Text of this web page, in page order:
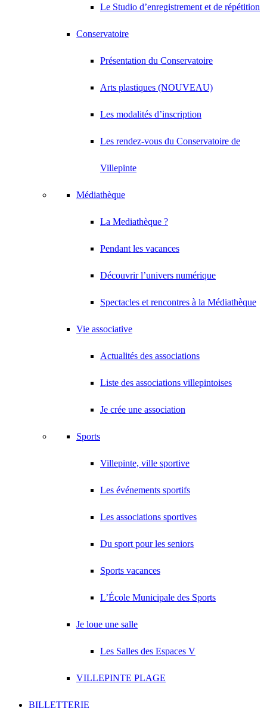
Le Studio d’enregistrement et de répétition
Conservatoire
Présentation du Conservatoire
Arts plastiques (NOUVEAU)
Les modalités d’inscription
Les rendez-vous du Conservatoire de
Villepinte
Médiathèque
La Mediathèque ?
Pendant les vacances
Découvrir l’univers numérique
Spectacles et rencontres à la Médiathèque
Vie associative
Actualités des associations
Liste des associations villepintoises
Je crée une association
Sports
Villepinte, ville sportive
Les événements sportifs
Les associations sportives
Du sport pour les seniors
Sports vacances
L’École Municipale des Sports
Je loue une salle
Les Salles des Espaces V
VILLEPINTE PLAGE
BILLETTERIE